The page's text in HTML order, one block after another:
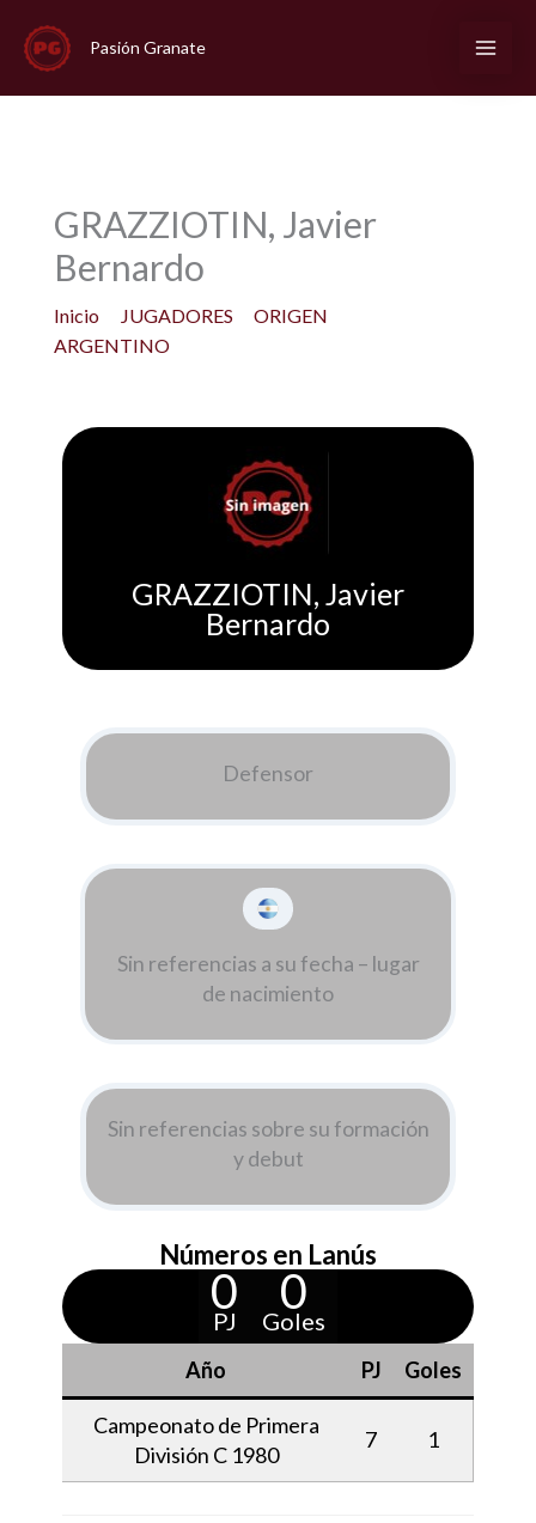
contenido
Pasión Granate
GRAZZIOTIN, Javier
Bernardo
Inicio JUGADORES
ORIGEN
ARGENTINO
GRAZZIOTIN, Javier
Bernardo
Defensor
Sin referencias a su fecha – lugar
de nacimiento
Sin referencias sobre su formación
y debut
Números en Lanús
0
PJ
0
Goles
Año PJ Goles
Campeonato de Primera
División C 1980
7 1